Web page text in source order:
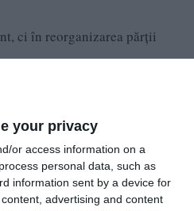
your privacy
or access information on a
personal data, such as
information sent by a device for
advertising and content
ci în reorganizarea părții
cu încrederea sa, sunt pregătit
liderul maghiar.